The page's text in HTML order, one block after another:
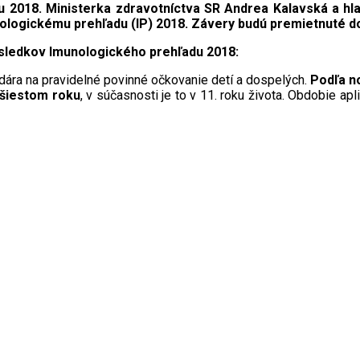
Ministerka zdravotníctva SR Andrea Kalavská a
prehľadu (IP) 2018. Závery budú premietnuté
Imunologického prehľadu 2018:
na pravidelné povinné očkovanie detí a dospelých. Podľa
roku, v súčasnosti je to v 11. roku života. Obdobie